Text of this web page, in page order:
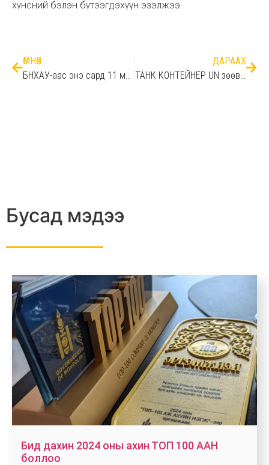
хүнсний бэлэн бүтээгдэхүүн эзэлжээ.
ӨМНӨХ
БНХАУ-аас энэ сард 11 мянга орчим тонн автобензин нийлүүлж байна.
ДАРААХ
ТАНК КОНТЕЙНЕР UN зөөврийн T11, ADR CODE: L4DN Доогуураа буулгадаг ба уураар халаадаг
Бусад мэдээ
Бид дахин 2024 оны ахин ТОП 100 ААН
боллоо